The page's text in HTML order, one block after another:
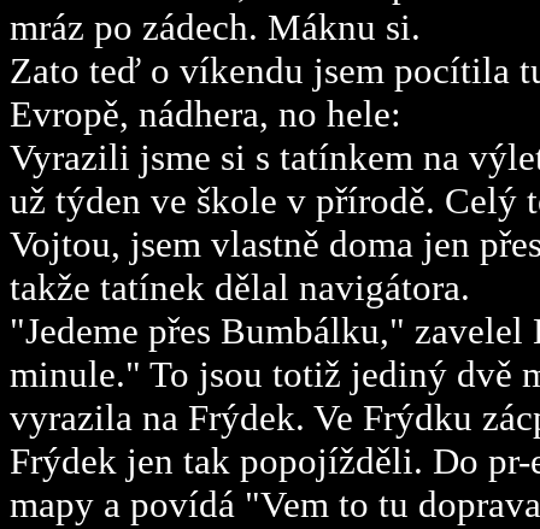
mráz po zádech. Máknu si.
Zato teď o víkendu jsem pocítila
Evropě, nádhera, no hele:
Vyrazili jsme si s tatínkem na
už týden ve škole v přírodě. Celý
Vojtou, jsem vlastně doma jen
takže tatínek dělal navigátora.
"Jedeme přes Bumbálku,"
minule." To jsou totiž jediný dvě
vyrazila na Frýdek. Ve Frýdku
Frýdek jen tak popojížděli. Do
mapy a povídá "Vem to tu